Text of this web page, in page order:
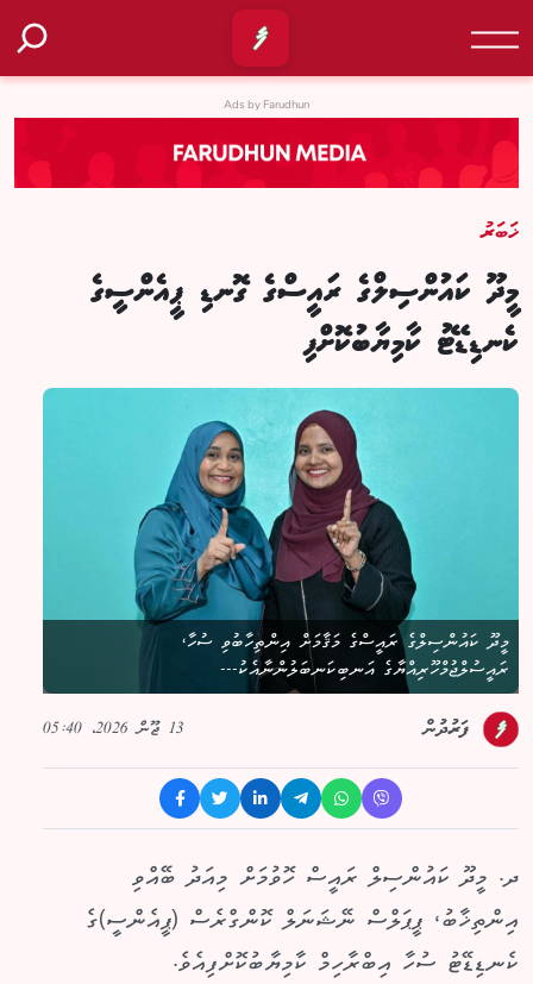
Ads by Farudhun
ޚަބަރު
މީދޫ ކައުންސިލްގެ ރައީސްގެ ގޮނޑި ޕީއެންސީގެ
ކެނޑިޑޭޓު ކާމިޔާބުކޮށްފި
މީދޫ ކައުންސިލްގެ ރައީސްގެ މަޤާމަށް އިންތިހާބުވި ސުހާ،
ރައީސުލްޖުމްހޫރިއްޔާގެ އަނބިކަނބަލުންނާއެކު---
ފަރުދުން 13 ޖޫން 2026، 05:40
ދ. މީދޫ ކައުންސިލް ރައީސް ހޮވުމަށް މިއަދު ބޭއްވި
އިންތިޚާބު، ޕީޕަލްސް ނޭޝަނަލް ކޮންގްރެސް (ޕީއެންސީ)ގެ
ކެނޑިޑޭޓު ސުހާ އިބްރާހިމް ކާމިޔާބުކޮށްފިއެވެ.